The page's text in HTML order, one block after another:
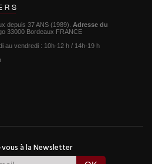
depuis 37 ANS (1989). Adresse du
33000 Bordeaux FRANCE
au vendredi : 10h-12 h / 14h-19 h